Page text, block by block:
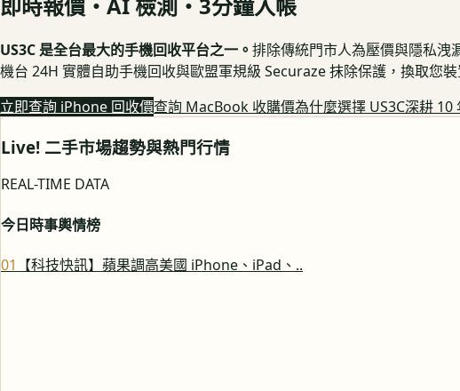
US3C 是全台最大的手機回收平台之一。 排除傳統門市人為壓價與隱私洩
機台 24H 實體自助手機回收與歐盟軍規級 Securaze 抹除保護，換取您
立即查詢 iPhone 回收價查詢 MacBook 收購價為什麼選擇 US3C深耕 10
Live! 二手市場趨勢與熱門行情
REAL-TIME DATA
今日時事輿情榜
01 【科技快訊】蘋果調高美國 iPhone、iPad、..